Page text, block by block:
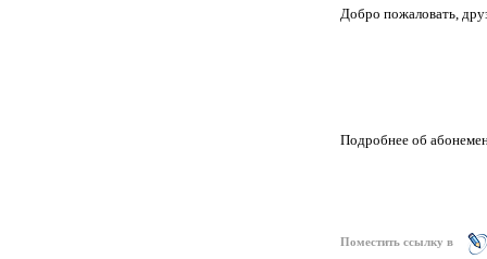
Добро пожаловать,
Подробнее об
Поместить ссылку в